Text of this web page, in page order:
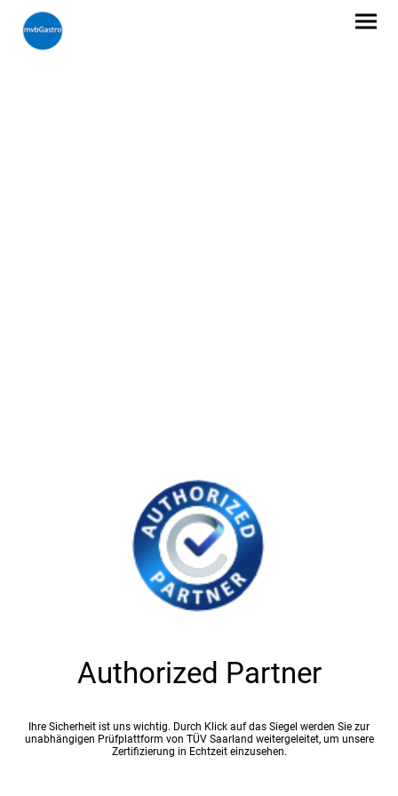
Authorized Partner
Ihre Sicherheit ist uns wichtig. Durch Klick auf das Siegel werden Sie zur
unabhängigen Prüfplattform von TÜV Saarland weitergeleitet, um unsere
Zertifizierung in Echtzeit einzusehen.